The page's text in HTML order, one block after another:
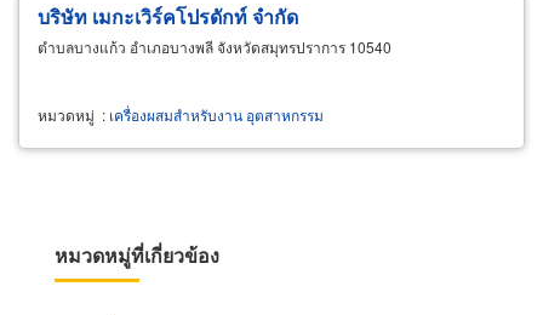
บริษัท เมกะเวิร์คโปรดักท์ จำกัด
ตำบลบางแก้ว อำเภอบางพลี จังหวัดสมุทรปราการ 10540
หมวดหมู่ : เครื่องผสมสำหรับงาน อุตสาหกรรม
หมวดหมู่ที่เกี่ยวข้อง